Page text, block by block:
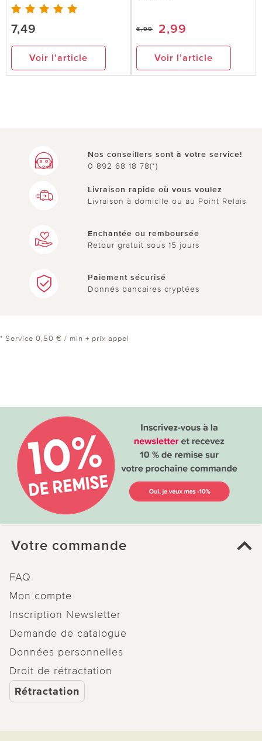
7,49
Voir l’article
6,99 2,99
Voir l’article
Nos conseillers sont à votre service!
0 892 68 18 78(*)
Livraison rapide où vous voulez
Livraison à domicile ou au Point Relais
Enchantée ou remboursée
Retour gratuit sous 15 jours
Paiement sécurisé
Donnés bancaires cryptées
* Service 0,50 € / min + prix appel
Votre commande
FAQ
Mon compte
Inscription Newsletter
Demande de catalogue
Données personnelles
Droit de rétractation
Rétractation